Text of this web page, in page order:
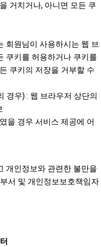
거치거나, 아니면 모든 쿠
회원님이 사용하시는 웹 브
쿠키를 허용하거나 쿠키를
쿠키의 저장을 거부할 수
경우) : 웹 브라우저 상단의
을 경우 서비스 제공에 어
개인정보와 관련한 불만을
서 및 개인정보보호책임자